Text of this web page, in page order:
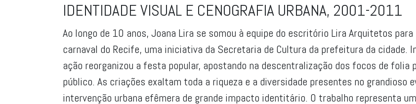
IDENTIDADE VISUAL E CENOGRAFIA URBANA, 2001-2011
Ao longo de 10 anos, Joana Lira se somou à equipe do escritório Lira Arquitetos
carnaval do Recife, uma iniciativa da Secretaria de Cultura da prefeitura da cidade.
ação reorganizou a festa popular, apostando na descentralização dos focos de folia
público. As criações exaltam toda a riqueza e a diversidade presentes no grandioso
intervenção urbana efêmera de grande impacto identitário. O trabalho representa